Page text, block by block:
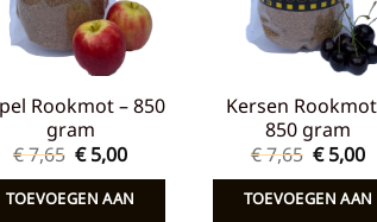
Rookmot – 850
gram
€7,65 Oorspronkelijke
prijs
was:
€ 7,65.
€5,00Huidige
is:
€ 5,00.
TOEVOEGEN AAN
Kersen
850 gram
€7,65
prijs
was:
€ 7,65.
€5,00
is:
€
TOEVOEGEN AAN